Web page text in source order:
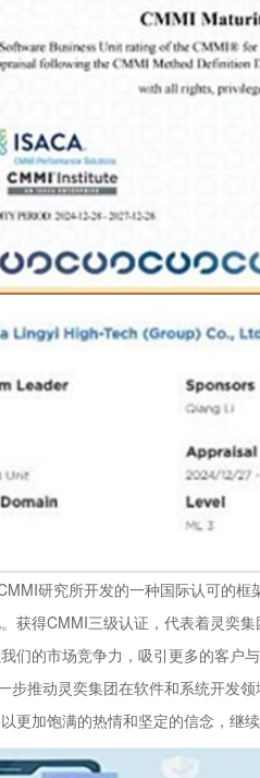
研究所开发的一种国际认可的
获得CMMI三级认证，代表着灵奕
们的市场竞争力，吸引更多的客户
步推动灵奕集团在软件和系统开发
更加饱满的热情和坚定的信念，继